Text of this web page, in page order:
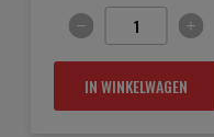
IN WINKELWAGEN